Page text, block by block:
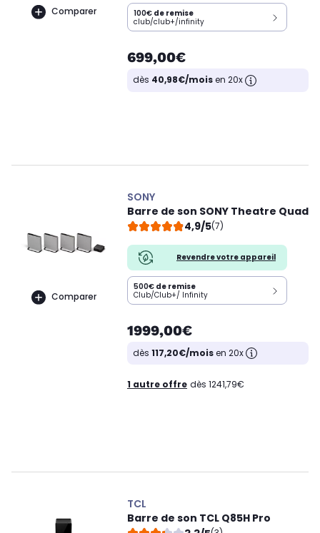
Comparer 100€ de remise
club/club+/infinity
699,00€
dès 40,98€/moisen 20x
Comparer
SONY
Barre de son SONY Theatre Quad
4,9/5(7)
Revendre votre appareil
500€ de remise
Club/Club+/ Infinity
1999,00€
dès 117,20€/moisen 20x
1 autre offre dès 1241,79€
TCL
Barre de son TCL Q85H Pro